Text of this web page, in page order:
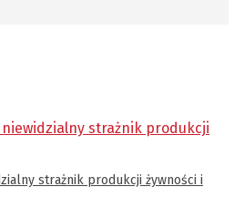
strażnik produkcji żywności i